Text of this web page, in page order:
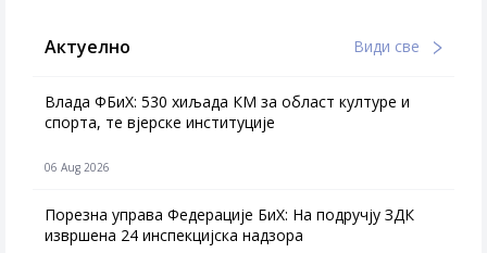
Актуелно Види све
Влада ФБиХ: 530 хиљада КМ за област културе и
спорта, те вјерске институције
06 Aug 2026
Порезна управа Федерације БиХ: На подручју ЗДК
извршена 24 инспекцијска надзора